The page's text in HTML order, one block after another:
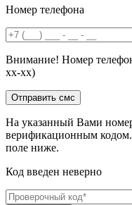
Номер телефона
Внимание! Номер
хх-хх)
На указанный Вами
верификационным кодом.
поле ниже.
Код введен неверно